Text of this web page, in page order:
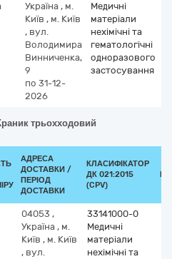
Україна , м.
Київ , м. Київ
, вул.
Володимира
Винниченка,
9
по 31-12-
2026
Медичні
матеріали
нехімічні та
гематологічні
одноразового
застосування
трьохходовий
АДРЕСА
ДОСТАВКИ /
ПЕРІОД
ДОСТАВКИ
КЛАСИФІКАТОР
ДК 021:2015
(CPV)
04053 ,
Україна , м.
Київ , м. Київ
, вул.
33141000-0
Медичні
матеріали
нехімічні та